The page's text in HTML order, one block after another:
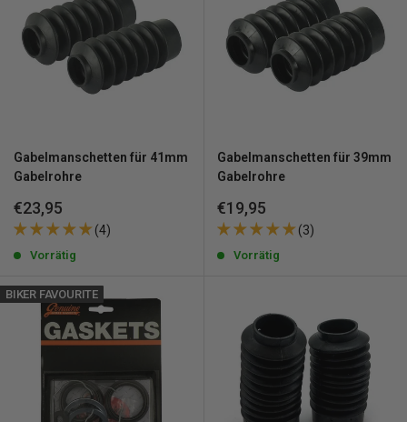
Gabelmanschetten für 41mm
Gabelrohre
Sonderpreis
€23,95
(4)
Vorrätig
Gabelmanschetten für 39mm
Gabelrohre
Sonderpreis
€19,95
(3)
Vorrätig
BIKER FAVOURITE